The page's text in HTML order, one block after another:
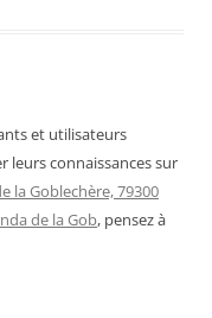
et utilisateurs
connaissances sur
la Goblechère, 79300
de la Gob, pensez à